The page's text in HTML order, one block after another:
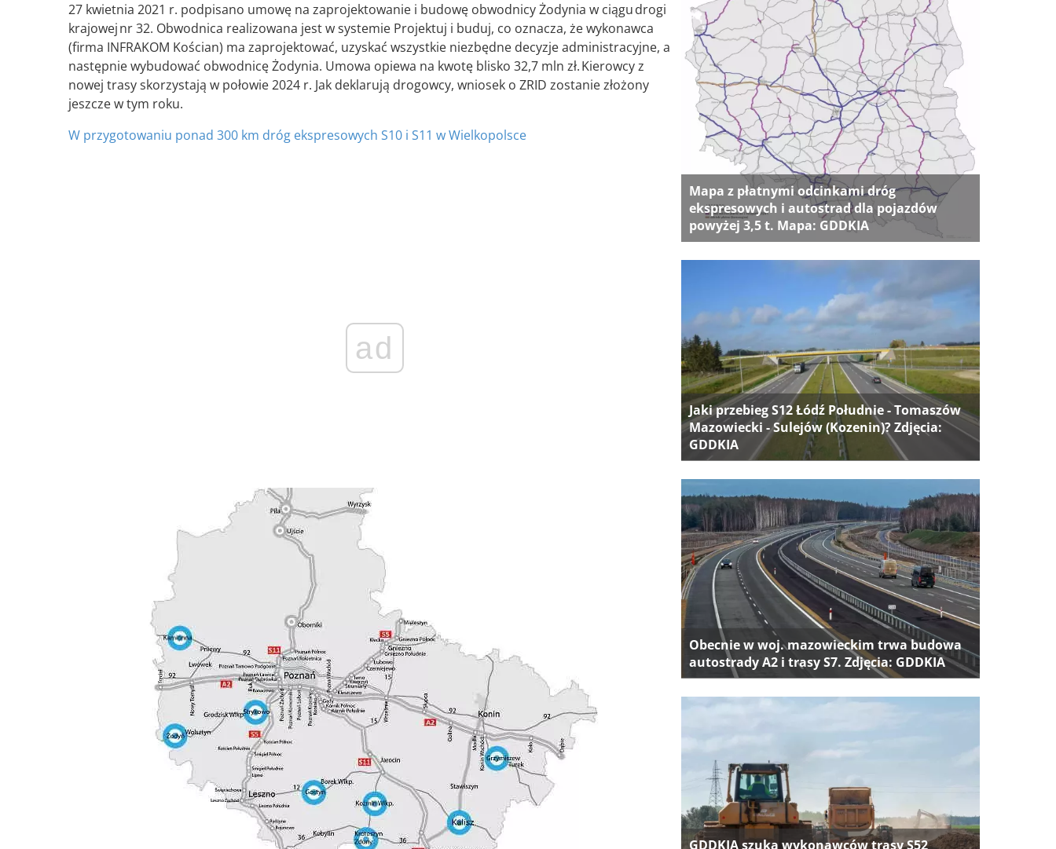
27 kwietnia 2021 r. podpisano umowę na zaprojektowanie i budowę obwodnicy Żodynia w ciągu drogi
krajowej nr 32. Obwodnica realizowana jest w systemie Projektuj i buduj, co oznacza, że wykonawca
(firma INFRAKOM Kościan) ma zaprojektować, uzyskać wszystkie niezbędne decyzje administracyjne, a
następnie wybudować obwodnicę Żodynia. Umowa opiewa na kwotę blisko 32,7 mln zł. Kierowcy z
nowej trasy skorzystają w połowie 2024 r. Jak deklarują drogowcy, wniosek o ZRID zostanie złożony
jeszcze w tym roku.
W przygotowaniu ponad 300 km dróg ekspresowych S10 i S11 w Wielkopolsce
ad
Mapa z płatnymi odcinkami dróg
ekspresowych i autostrad dla pojazdów
powyżej 3,5 t. Mapa: GDDKIA
Jaki przebieg S12 Łódź Południe - Tomaszów
Mazowiecki - Sulejów (Kozenin)? Zdjęcia:
GDDKIA
Obecnie w woj. mazowieckim trwa budowa
autostrady A2 i trasy S7. Zdjęcia: GDDKIA
GDDKIA szuka wykonawców trasy S52